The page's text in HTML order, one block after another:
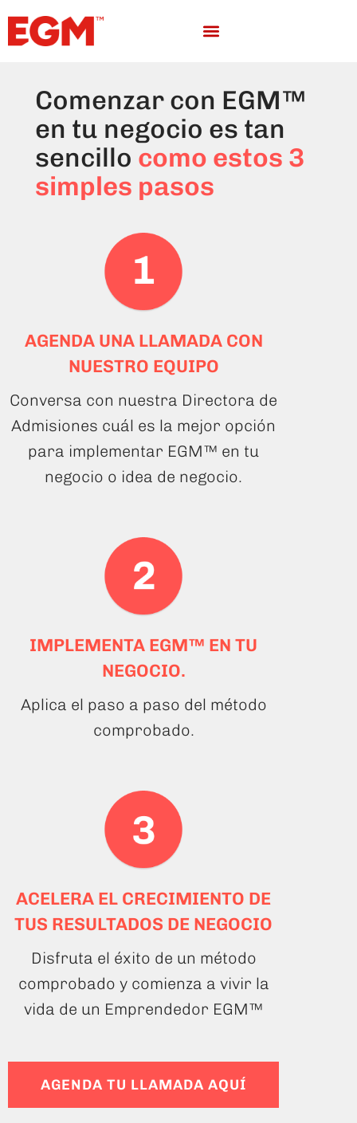
Comenzar con EGM™
en tu negocio es tan
sencillo como estos 3
simples pasos
AGENDA UNA LLAMADA CON
NUESTRO EQUIPO
Conversa con nuestra Directora de
Admisiones cuál es la mejor opción
para implementar EGM™ en tu
negocio o idea de negocio.
IMPLEMENTA EGM™ EN TU
NEGOCIO.
Aplica el paso a paso del método
comprobado.
ACELERA EL CRECIMIENTO DE
TUS RESULTADOS DE NEGOCIO
Disfruta el éxito de un método
comprobado y comienza a vivir la
vida de un Emprendedor EGM™
AGENDA TU LLAMADA AQUÍ